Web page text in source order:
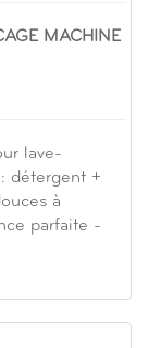
MACHINE
lave-
détergent +
à
parfaite -